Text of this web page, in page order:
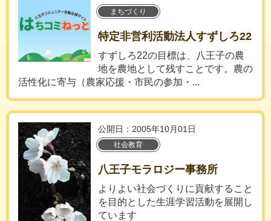
まちづくり
特定非営利活動法人すずしろ22
すずしろ22の目標は、八王子の農
地を農地として残すことです。農の
活性化に寄与（農家応援・市民の参加・...
公開日：2005年10月01日
社会教育
八王子モラロジー事務所
よりよい社会づくりに貢献すること
を目的とした生涯学習活動を展開し
ています